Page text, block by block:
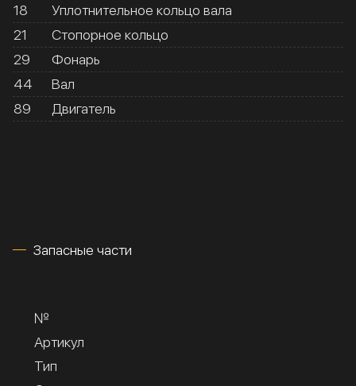
18
Уплотнительное кольцо вала
21
Стопорное кольцо
29
Фонарь
44
Вал
89
Двигатель
Запасные части
№
Артикул
Тип